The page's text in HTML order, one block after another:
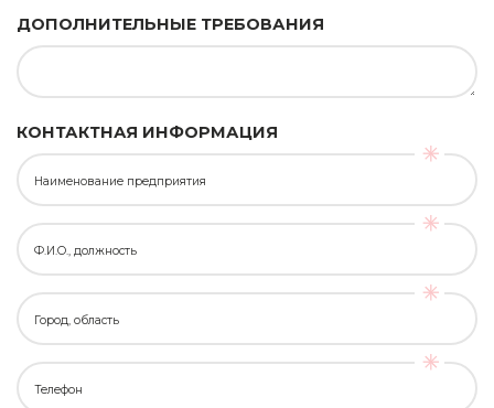
ДОПОЛНИТЕЛЬНЫЕ ТРЕБОВАНИЯ
КОНТАКТНАЯ ИНФОРМАЦИЯ
Наименование предприятия
Ф.И.О., должность
Город, область
Телефон